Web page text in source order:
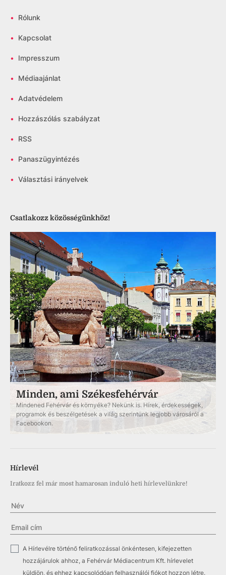
• Rólunk
• Kapcsolat
• Impresszum
• Médiaajánlat
• Adatvédelem
• Hozzászólás szabályzat
• RSS
• Panaszügyintézés
• Választási irányelvek
Csatlakozz közösségünkhöz!
Minden, ami Székesfehérvár
Mindened Fehérvár és környéke? Nekünk is. Hírek, érdekességek,
programok és beszélgetések a világ szerintünk legjobb városáról a
Facebookon.
Hírlevél
Iratkozz fel már most hamarosan induló heti hírlevelünkre!
A Hírlevélre történő feliratkozással önkéntesen, kifejezetten
hozzájárulok ahhoz, a Fehérvár Médiacentrum Kft. hírlevelet
küldjön, és ehhez kapcsolódóan felhasználói fiókot hozzon létre.